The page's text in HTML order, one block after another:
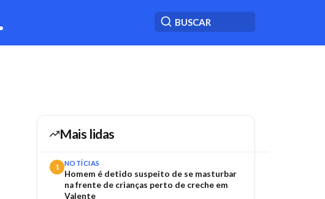
Mais lidas
1 NOTÍCIAS
Homem é detido suspeito de se masturbar
na frente de crianças perto de creche em
Valente